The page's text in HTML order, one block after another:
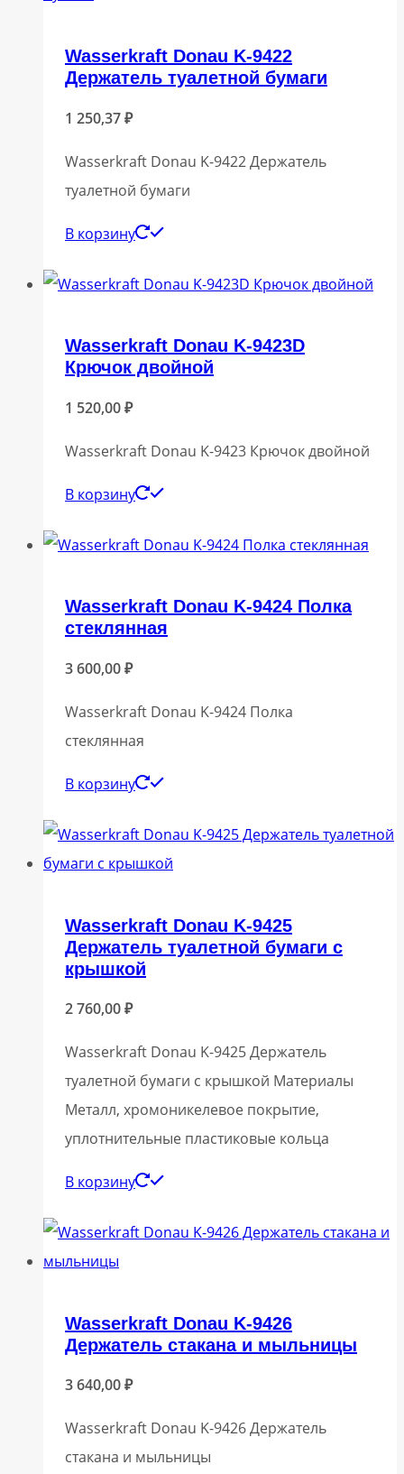
Wasserkraft Donau K-9422
Держатель туалетной бумаги
1 250,37₽
Wasserkraft Donau K-9422 Держатель
туалетной бумаги
В корзину
Wasserkraft Donau K-9423D
Крючок двойной
1 520,00₽
Wasserkraft Donau K-9423 Крючок двойной
В корзину
Wasserkraft Donau K-9424 Полка
стеклянная
3 600,00₽
Wasserkraft Donau K-9424 Полка
стеклянная
В корзину
Wasserkraft Donau K-9425
Держатель туалетной бумаги с
крышкой
2 760,00₽
Wasserkraft Donau K-9425 Держатель
туалетной бумаги с крышкой Материалы
Металл, хромоникелевое покрытие,
уплотнительные пластиковые кольца
В корзину
Wasserkraft Donau K-9426
Держатель стакана и мыльницы
3 640,00₽
Wasserkraft Donau K-9426 Держатель
стакана и мыльницы